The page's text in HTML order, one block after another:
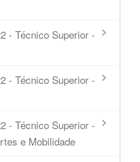
- Técnico Superior -
- Técnico Superior -
- Técnico Superior -
e Mobilidade